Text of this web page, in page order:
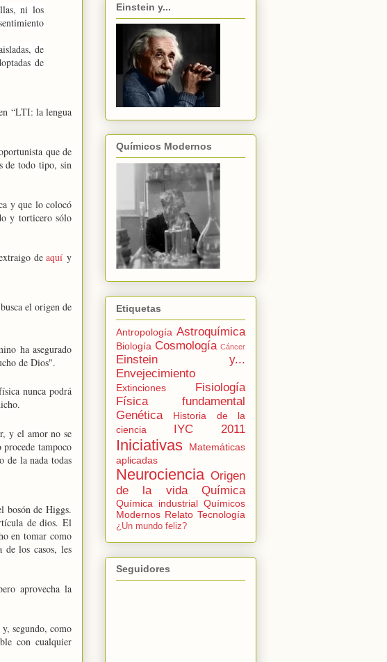
ni los
de
de
“LTI: la lengua
que de
de todo tipo, sin
y que lo colocó
y torticero sólo
deaquí y
el origen de
ha asegurado
de Dios".
nunca podrá
y el amor no se
tampoco
de la nada todas
bosón de Higgs.
de dios. El
en tomar como
de los casos, les
aprovecha la
segundo, como
con cualquier
Einstein y...
Químicos Modernos
Etiquetas
Antropología Astroquímica
Biología Cosmología Cáncer
Einstein y...
Envejecimiento
Extinciones
Fisiología
Física fundamental
Genética
Historia de la
ciencia
IYC 2011
Iniciativas
Matemáticas
aplicadas
Neurociencia Origen
de la vida
Química
Química industrial Químicos
Modernos Relato Tecnología
¿Un mundo feliz?
Seguidores